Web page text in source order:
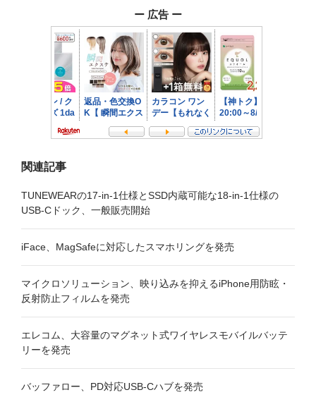
ー 広告 ー
関連記事
TUNEWEARの17-in-1仕様とSSD内蔵可能な18-in-1仕様の
USB-Cドック、一般販売開始
iFace、MagSafeに対応したスマホリングを発売
マイクロソリューション、映り込みを抑えるiPhone用防眩・
反射防止フィルムを発売
エレコム、大容量のマグネット式ワイヤレスモバイルバッテ
リーを発売
バッファロー、PD対応USB-Cハブを発売